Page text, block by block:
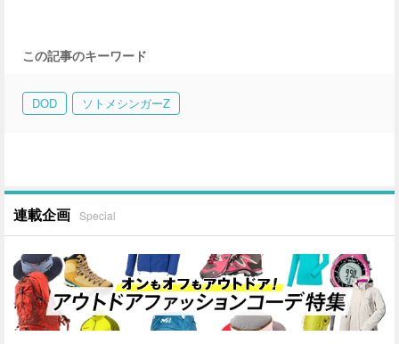
この記事のキーワード
DOD ソトメシンガーZ
連載企画 Special